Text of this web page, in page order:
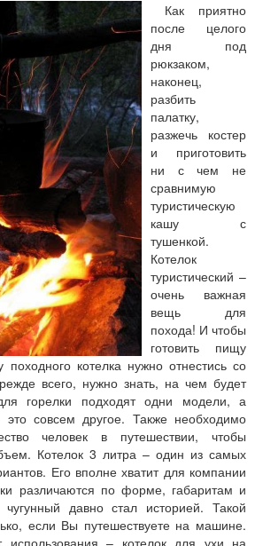
Как приятно
после целого
дня под
рюкзаком,
наконец,
разбить
палатку,
разжечь костер
и приготовить
ни с чем не
сравнимую
туристическую
кашу с
тушенкой.
Котелок
туристический –
очень важная
вещь для
похода! И чтобы
готовить пищу
котелка нужно отнестись со
всего, нужно знать, на чем будет
горелки подходят одни модели, а
это совсем другое. Также необходимо
человек в путешествии, чтобы
Котелок 3 литра – один из самых
Его вполне хватит для компании
различаются по форме, габаритам и
давно стал историей. Такой
если Вы путешествуете на машине.
использования – котелок для ухи на